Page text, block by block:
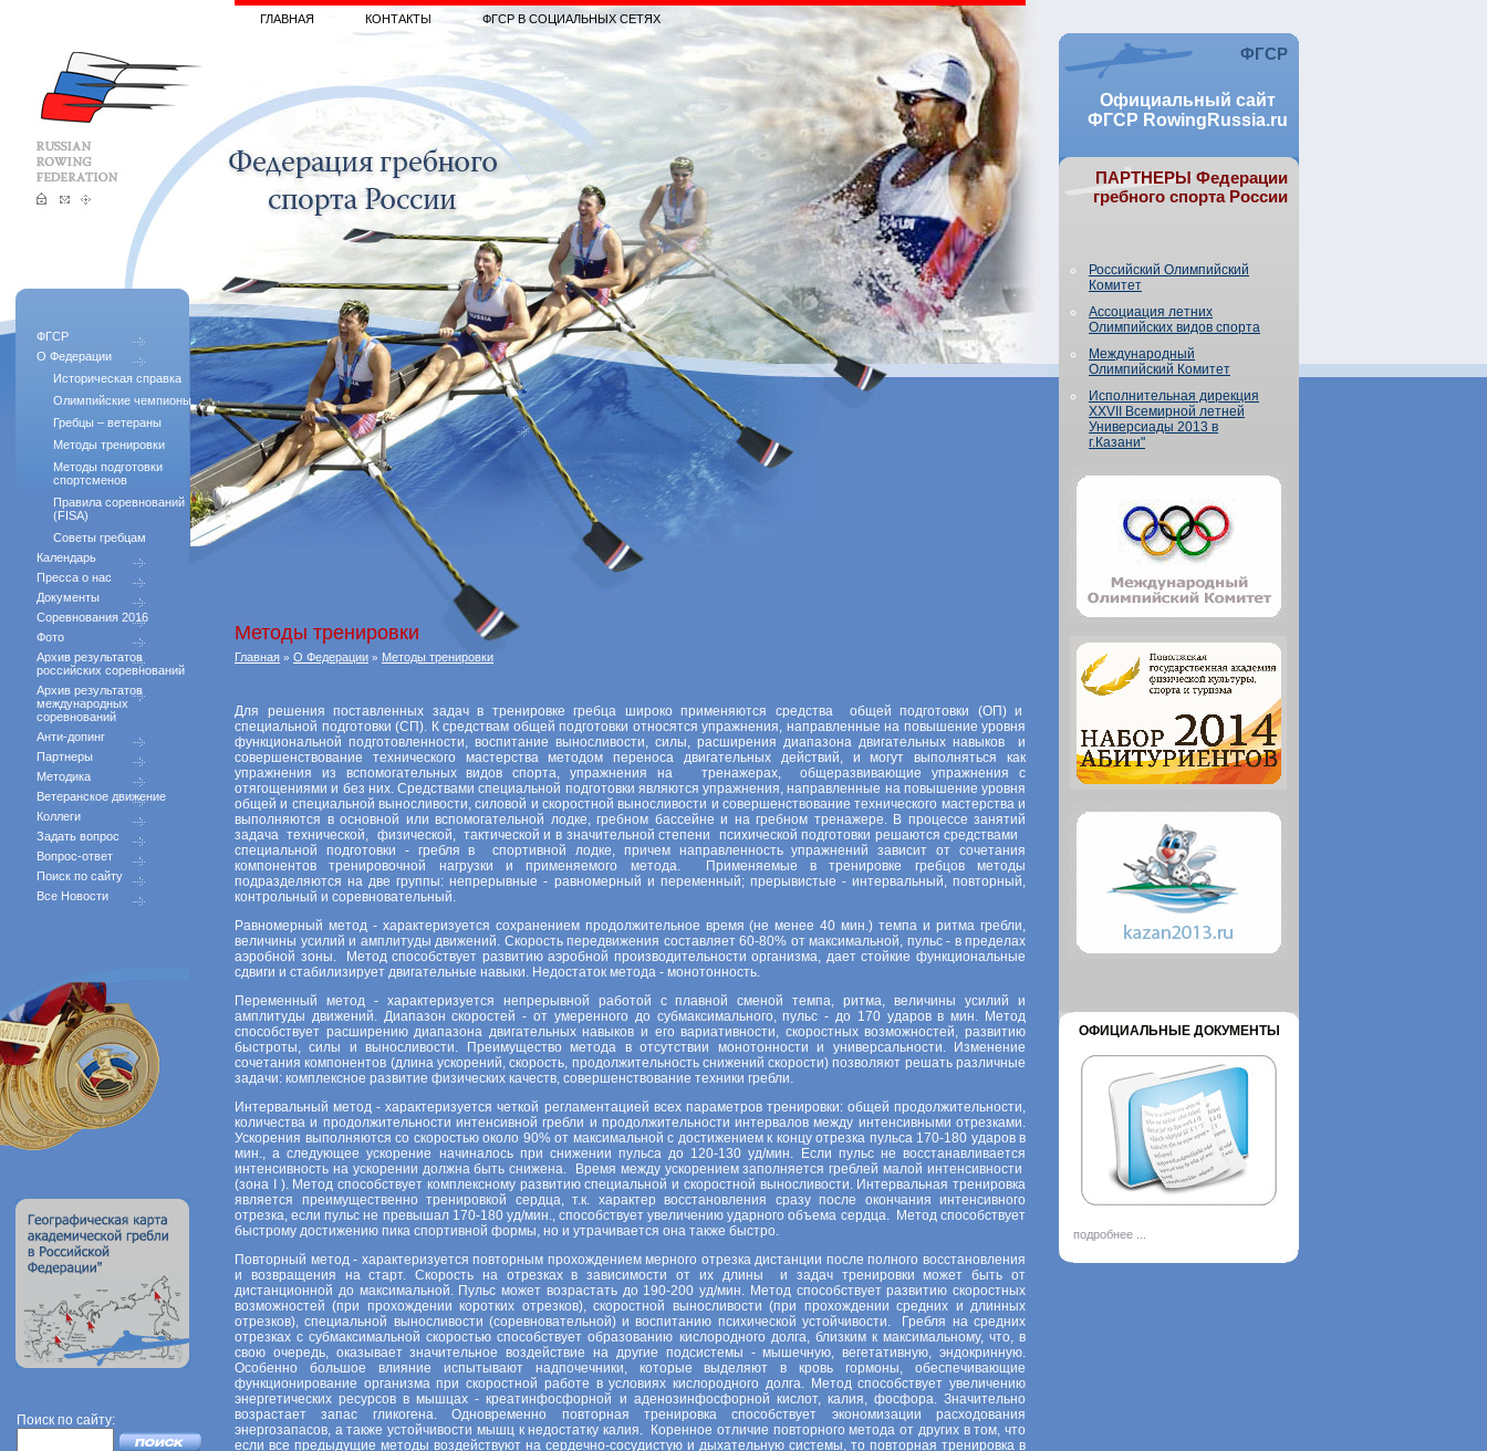
ФГСР
О Федерации
Историческая справка
Олимпийские чемпионы
Гребцы – ветераны
Методы тренировки
Методы подготовки
спортсменов
Правила соревнований
(FISA)
Советы гребцам
Календарь
Пресса о нас
Документы
Соревнования 2016
Фото
Архив результатов
российских соревнований
Архив результатов
международных
соревнований
Анти-допинг
Партнеры
Методика
Ветеранское движение
Коллеги
Задать вопрос
Вопрос-ответ
Поиск по сайту
Все Новости
Поиск по сайту:
ГЛАВНАЯ КОНТАКТЫ ФГСР В СОЦИАЛЬНЫХ СЕТЯХ
Методы тренировки
Главная » О Федерации » Методы тренировки
Для решения поставленных задач в тренировке гребца широко применяются средства общей подготовки (ОП) и
специальной подготовки (СП). К средствам общей подготовки относятся упражнения, направленные на повышение уровня
функциональной подготовленности, воспитание выносливости, силы, расширения диапазона двигательных навыков и
совершенствование технического мастерства методом переноса двигательных действий, и могут выполняться как
упражнения из вспомогательных видов спорта, упражнения на тренажерах, общеразвивающие упражнения с
отягощениями и без них. Средствами специальной подготовки являются упражнения, направленные на повышение уровня
общей и специальной выносливости, силовой и скоростной выносливости и совершенствование технического мастерства и
выполняются в основной или вспомогательной лодке, гребном бассейне и на гребном тренажере. В процессе занятий
задача технической, физической, тактической и в значительной степени психической подготовки решаются средствами
специальной подготовки - гребля в спортивной лодке, причем направленность упражнений зависит от сочетания
компонентов тренировочной нагрузки и применяемого метода. Применяемые в тренировке гребцов методы
подразделяются на две группы: непрерывные - равномерный и переменный; прерывистые - интервальный, повторный,
контрольный и соревновательный.
Равномерный метод - характеризуется сохранением продолжительное время (не менее 40 мин.) темпа и ритма гребли,
величины усилий и амплитуды движений. Скорость передвижения составляет 60-80% от максимальной, пульс - в пределах
аэробной зоны. Метод способствует развитию аэробной производительности организма, дает стойкие функциональные
сдвиги и стабилизирует двигательные навыки. Недостаток метода - монотонность.
Переменный метод - характеризуется непрерывной работой с плавной сменой темпа, ритма, величины усилий и
амплитуды движений. Диапазон скоростей - от умеренного до субмаксимального, пульс - до 170 ударов в мин. Метод
способствует расширению диапазона двигательных навыков и его вариативности, скоростных возможностей, развитию
быстроты, силы и выносливости. Преимущество метода в отсутствии монотонности и универсальности. Изменение
сочетания компонентов (длина ускорений, скорость, продолжительность снижений скорости) позволяют решать различные
задачи: комплексное развитие физических качеств, совершенствование техники гребли.
Интервальный метод - характеризуется четкой регламентацией всех параметров тренировки: общей продолжительности,
количества и продолжительности интенсивной гребли и продолжительности интервалов между интенсивными отрезками.
Ускорения выполняются со скоростью около 90% от максимальной с достижением к концу отрезка пульса 170-180 ударов в
мин., а следующее ускорение начиналось при снижении пульса до 120-130 уд/мин. Если пульс не восстанавливается
интенсивность на ускорении должна быть снижена. Время между ускорением заполняется греблей малой интенсивности
(зона I ). Метод способствует комплексному развитию специальной и скоростной выносливости. Интервальная тренировка
является преимущественно тренировкой сердца, т.к. характер восстановления сразу после окончания интенсивного
отрезка, если пульс не превышал 170-180 уд/мин., способствует увеличению ударного объема сердца. Метод способствует
быстрому достижению пика спортивной формы, но и утрачивается она также быстро.
Повторный метод - характеризуется повторным прохождением мерного отрезка дистанции после полного восстановления
и возвращения на старт. Скорость на отрезках в зависимости от их длины и задач тренировки может быть от
дистанционной до максимальной. Пульс может возрастать до 190-200 уд/мин. Метод способствует развитию скоростных
возможностей (при прохождении коротких отрезков), скоростной выносливости (при прохождении средних и длинных
отрезков), специальной выносливости (соревновательной) и воспитанию психической устойчивости. Гребля на средних
отрезках с субмаксимальной скоростью способствует образованию кислородного долга, близким к максимальному, что, в
свою очередь, оказывает значительное воздействие на другие подсистемы - мышечную, вегетативную, эндокринную.
Особенно большое влияние испытывают надпочечники, которые выделяют в кровь гормоны, обеспечивающие
функционирование организма при скоростной работе в условиях кислородного долга. Метод способствует увеличению
энергетических ресурсов в мышцах - креатинфосфорной и аденозинфосфорной кислот, калия, фосфора. Значительно
возрастает запас гликогена. Одновременно повторная тренировка способствует экономизации расходования
энергозапасов, а также устойчивости мышц к недостатку калия. Коренное отличие повторного метода от других в том, что
если все предыдущие методы воздействуют на сердечно-сосудистую и дыхательную системы, то повторная тренировка в
ФГСР
Официальный сайт
ФГСР RowingRussia.ru
ПАРТНЕРЫ Федерации
гребного спорта России
Российский Олимпийский
Комитет
Ассоциация летних
Олимпийских видов спорта
Международный
Олимпийский Комитет
Исполнительная дирекция
XXVII Всемирной летней
Универсиады 2013 в
г.Казани"
ОФИЦИАЛЬНЫЕ ДОКУМЕНТЫ
подробнее ...